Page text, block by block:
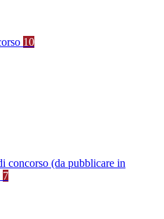
10
concorso (da pubblicare in
7